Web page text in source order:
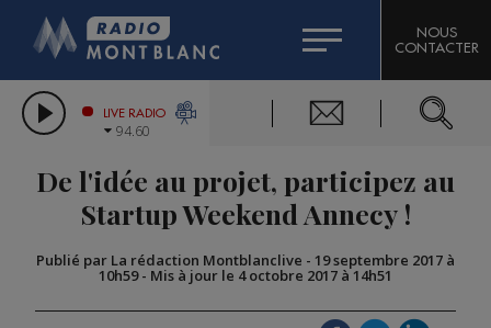
LES CHRONIQUES DE L'EXPERT
CITIZEN MACHINERY
GRAND MASSIF DOMAINES SKIABLES
BIGARD
COMPAGNIE DU MONT-BLANC
NOUS
CONTACTER
LIVE RADIO
94.60
De l'idée au projet, participez au
Startup Weekend Annecy !
Publié par La rédaction Montblanclive - 19 septembre 2017 à
10h59- Mis à jour le 4 octobre 2017 à 14h51